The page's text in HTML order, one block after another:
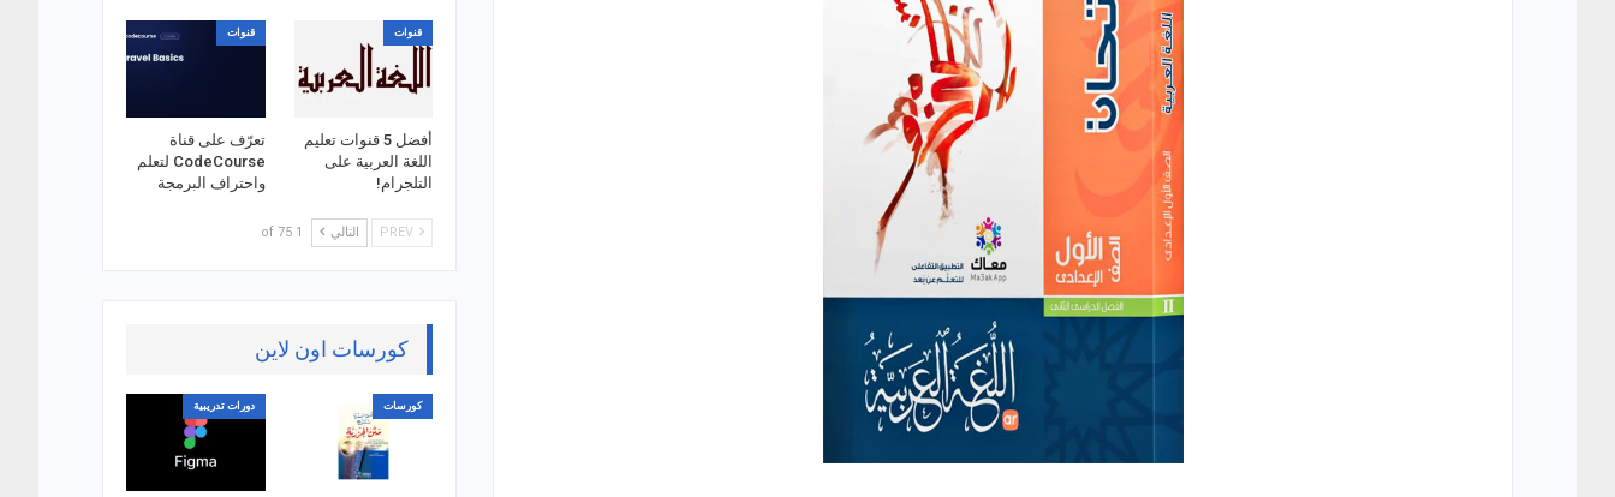
قنوات
أفضل 5 قنوات تعليم
اللغة العربية على
التلجرام!
قنوات
تعرّف على قناة
CodeCourse لتعلم
واحتراف البرمجة
التالي 1 of 75
كورسات اون لاين
كورسات دورات تدريبية